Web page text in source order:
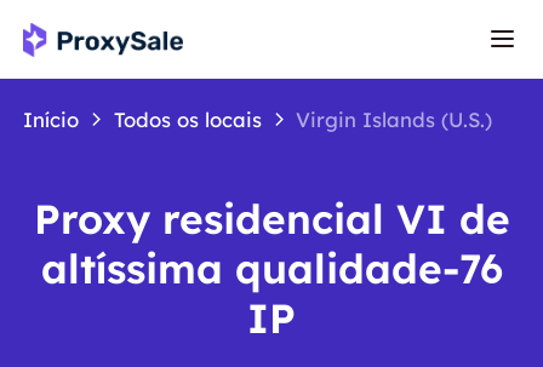
Início Todos os locais Virgin Islands (U.S.)
Proxy residencial VI de
altíssima qualidade-76
IP